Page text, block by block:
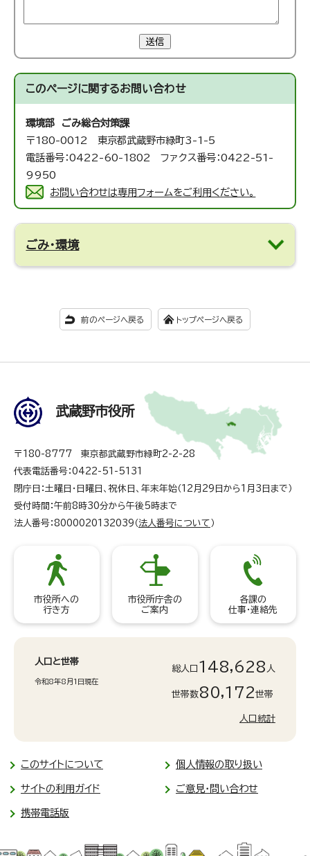
送信
このページに関するお問い合わせ
環境部 ごみ総合対策課
〒180-0012 東京都武蔵野市緑町3-1-5
電話番号：0422-60-1802 ファクス番号：0422-51-
9950
お問い合わせは専用フォームをご利用ください。
ごみ・環境
前のページへ戻る トップページへ戻る
武蔵野市役所
〒180-8777 東京都武蔵野市緑町2-2-28
代表電話番号：0422-51-5131
閉庁日：土曜日・日曜日、祝休日、年末年始（12月29日から1月3日まで）
受付時間：午前8時30分から午後5時まで
法人番号：8000020132039（ 法人番号について ）
市役所への
行き方
市役所庁舎の
ご案内
各課の
仕事・連絡先
人口と世帯
令和8年8月1日現在
総人口 148,628 人
世帯数80,172世帯
人口統計
このサイトについて 個人情報の取り扱い
サイトの利用ガイド ご意見・問い合わせ
携帯電話版